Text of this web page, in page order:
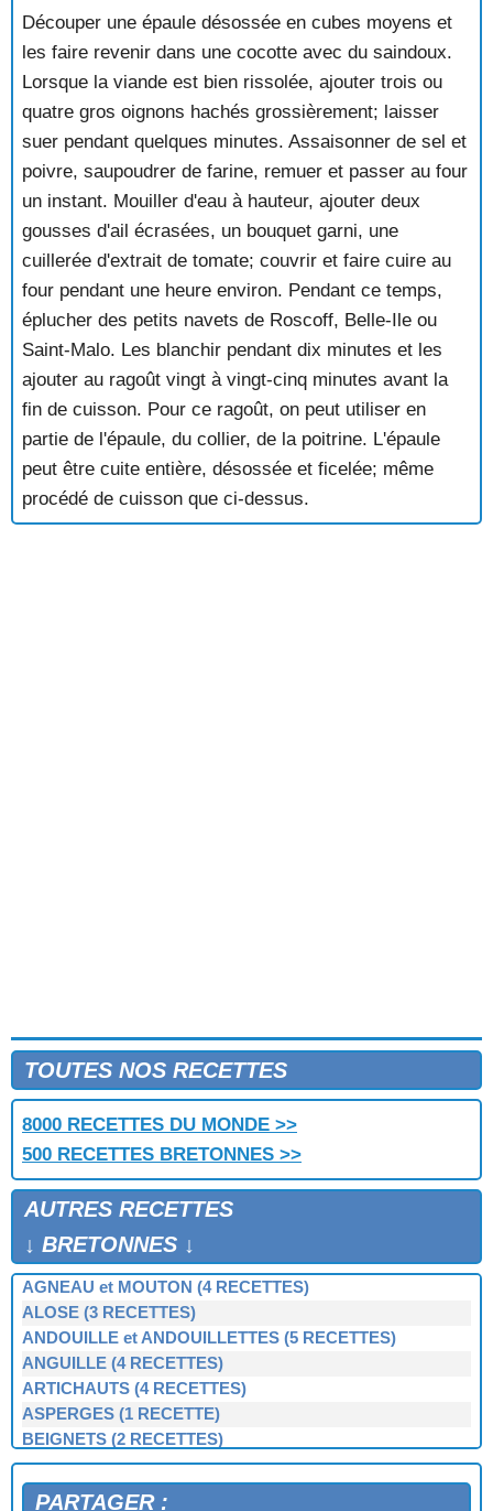
Découper une épaule désossée en cubes moyens et
les faire revenir dans une cocotte avec du saindoux.
Lorsque la viande est bien rissolée, ajouter trois ou
quatre gros oignons hachés grossièrement; laisser
suer pendant quelques minutes. Assaisonner de sel et
poivre, saupoudrer de farine, remuer et passer au four
un instant. Mouiller d'eau à hauteur, ajouter deux
gousses d'ail écrasées, un bouquet garni, une
cuillerée d'extrait de tomate; couvrir et faire cuire au
four pendant une heure environ. Pendant ce temps,
éplucher des petits navets de Roscoff, Belle-Ile ou
Saint-Malo. Les blanchir pendant dix minutes et les
ajouter au ragoût vingt à vingt-cinq minutes avant la
fin de cuisson. Pour ce ragoût, on peut utiliser en
partie de l'épaule, du collier, de la poitrine. L'épaule
peut être cuite entière, désossée et ficelée; même
procédé de cuisson que ci-dessus.
TOUTES NOS RECETTES
8000 RECETTES DU MONDE >>
500 RECETTES BRETONNES >>
AUTRES RECETTES
↓ BRETONNES ↓
AGNEAU et MOUTON (4 RECETTES)
ALOSE (3 RECETTES)
ANDOUILLE et ANDOUILLETTES (5 RECETTES)
ANGUILLE (4 RECETTES)
ARTICHAUTS (4 RECETTES)
ASPERGES (1 RECETTE)
BEIGNETS (2 RECETTES)
BERNIQUE, PATELLE, BERNICLE (4 RECETTES)
BIGORNEAUX (1 RECETTE)
PARTAGER :